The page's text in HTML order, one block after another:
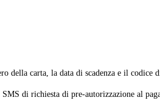
della carta, la data di scadenza e il
di richiesta di pre-autorizzazione al